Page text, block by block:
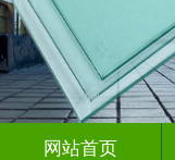
网站首页